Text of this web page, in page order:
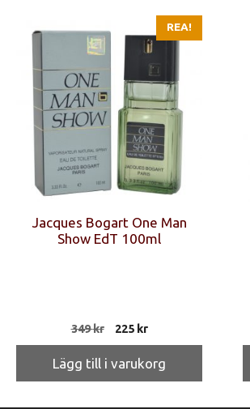
REA!
Jacques Bogart One Man
Show EdT 100ml
349kr
Det
ursprungliga
priset
var:
225 krDet
nuvarande
priset
är:
Lägg till i varukorg